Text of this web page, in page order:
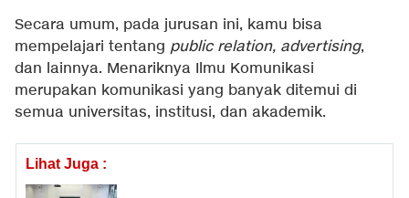
Secara umum, pada jurusan ini, kamu bisa
mempelajari tentang public relation, advertising,
dan lainnya. Menariknya Ilmu Komunikasi
merupakan komunikasi yang banyak ditemui di
semua universitas, institusi, dan akademik.
Lihat Juga :